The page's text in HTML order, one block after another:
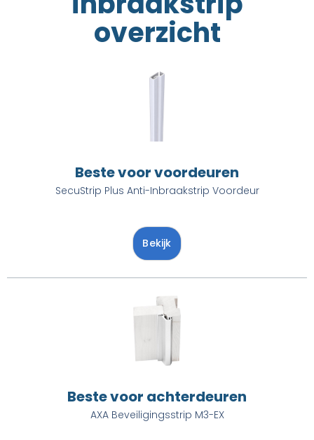
overzicht
Beste voor voordeuren
SecuStrip Plus Anti-Inbraakstrip Voordeur
Bekijk
Beste voor achterdeuren
AXA Beveiligingsstrip M3-EX